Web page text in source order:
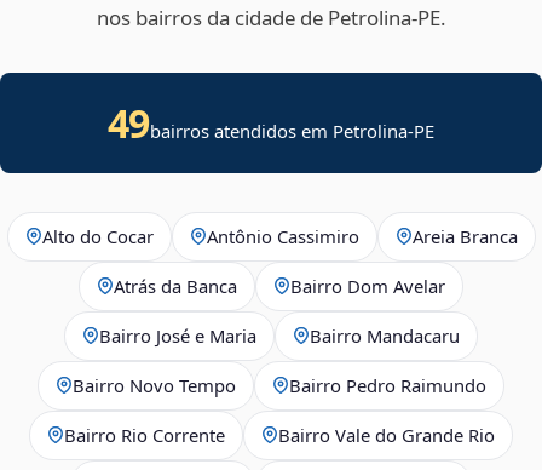
nos bairros da cidade de Petrolina‑PE.
49bairros atendidos em Petrolina-PE
Alto do Cocar Antônio Cassimiro Areia Branca
Atrás da Banca Bairro Dom Avelar
Bairro José e Maria Bairro Mandacaru
Bairro Novo Tempo Bairro Pedro Raimundo
Bairro Rio Corrente Bairro Vale do Grande Rio